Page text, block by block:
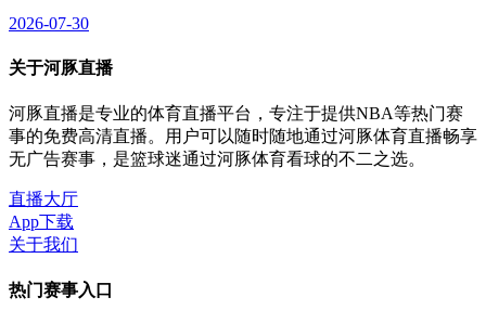
2026-07-30
关于河豚直播
河豚直播是专业的体育直播平台，专注于提供NBA等热门赛
事的免费高清直播。用户可以随时随地通过河豚体育直播畅享
无广告赛事，是篮球迷通过河豚体育看球的不二之选。
直播大厅
App下载
关于我们
热门赛事入口